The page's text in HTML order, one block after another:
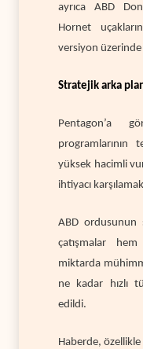
ayrıca ABD
Hornet
versiyon üzerinde
Stratejik arka
Pentagon’a
yüksek hacimli
ihtiyacı
ABD ordusunun
çatışmalar
miktarda
ne kadar hızlı
edildi.
Haberde,